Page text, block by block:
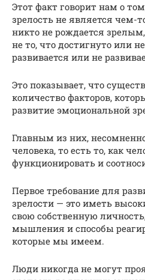
Этот факт говорит нам о
зрелость не является чем-
никто не рождается
не то, что достигнуто или
развивается или не
Это показывает, что
количество факторов,
развитие эмоциональной
Главным из них,
человека, то есть то, как
функционировать и
Первое требование для
зрелости — это иметь
свою собственную
мышления и способы
которые мы имеем.
Люди никогда не могут